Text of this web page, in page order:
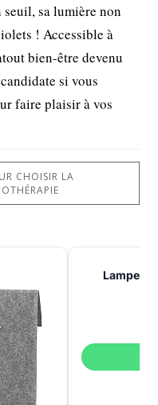
sa lumière non
! Accessible à
bien-être devenu
si vous
faire plaisir à vos
CHOISIR LA
Lampe